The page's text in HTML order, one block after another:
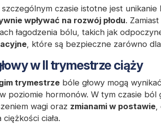
czasie istotne jest
wpływać na rozwój płodu.
łagodzenia bólu, takich jak
, które są bezpieczne zarówno
w II trymestrze ciąży
trymestrze bóle głowy mogą
poziomie hormonów. W tym czasie
wagi oraz zmianami w postawie
ciężkości ciała.